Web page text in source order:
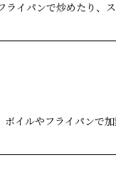
イパンで炒めたり、
イルやフライパンで